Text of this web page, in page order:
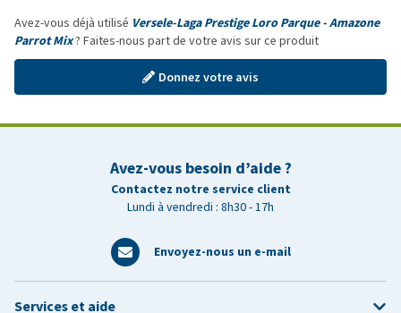
Avez-vous déjà utilisé Versele-Laga Prestige Loro Parque - Amazone
Parrot Mix? Faites-nous part de votre avis sur ce produit
Donnez votre avis
Avez-vous besoin d’aide ?
Contactez notre service client
Lundi à vendredi : 8h30 - 17h
Envoyez-nous un e-mail
Services et aide